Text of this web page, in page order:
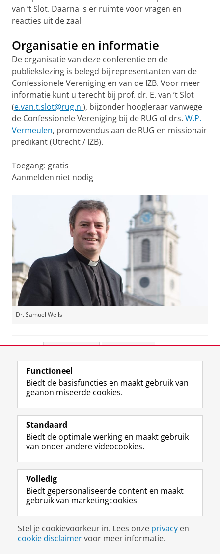
van ’t Slot. Daarna is er ruimte voor vragen en
reacties uit de zaal.
Organisatie en informatie
De organisatie van deze conferentie en de
publiekslezing is belegd bij representanten van de
Confessionele Vereniging en van de IZB. Voor meer
informatie kunt u terecht bij prof. dr. E. van ’t Slot
(e.van.t.slot@rug.nl), bijzonder hoogleraar vanwege
de Confessionele Vereniging bij de RUG of drs. W.P.
Vermeulen, promovendus aan de RUG en missionair
predikant (Utrecht / IZB).
Toegang: gratis
Aanmelden niet nodig
Dr. Samuel Wells
View this page in:English
Volg de RUG
F
a
e
b
o
p
a
i
n
a
L
i
k
e
I
-
p
g
i
n
R
S
-
f
e
R
k
s
u
I
n
t
r
m
c
c
o
Y
o
T
e
k
a
a
Studiekiezers
Alumni
Over ons
Disclaimer & Copyright
Inloggen
Functioneel
Biedt de basisfuncties en maakt gebruik van
geanonimiseerde cookies.
Standaard
Biedt de optimale werking en maakt gebruik
van onder andere videocookies.
Volledig
Biedt gepersonaliseerde content en maakt
gebruik van marketingcookies.
Stel je cookievoorkeur in. Lees onze privacy en
cookie disclaimervoor meer informatie.